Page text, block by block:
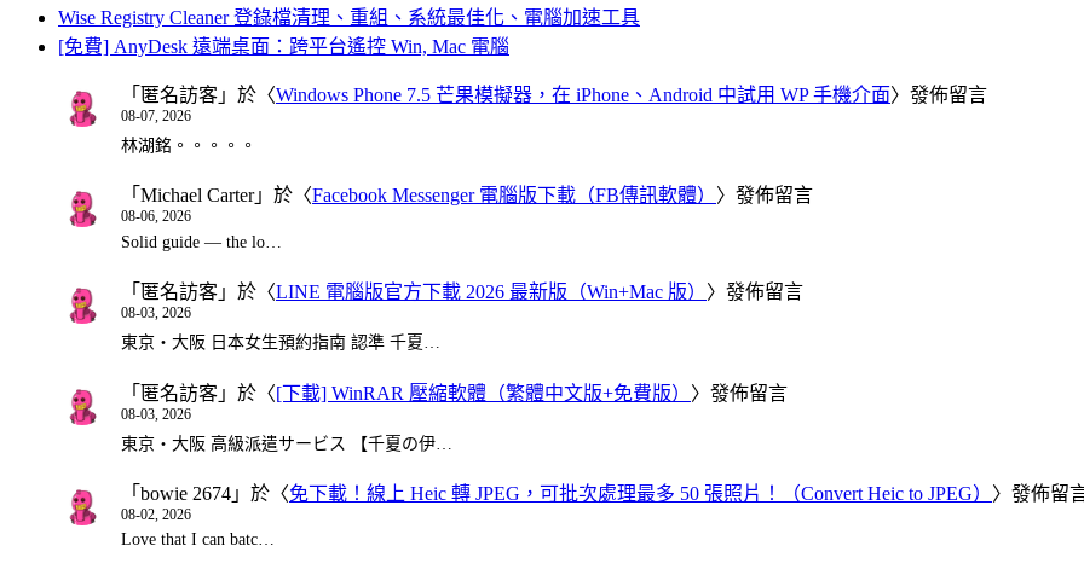
Wise Registry Cleaner 登錄檔清理、重組、系統最佳化、電腦加速工具
[免費] AnyDesk 遠端桌面：跨平台遙控 Win, Mac 電腦
「 匿名訪客 」於〈Windows Phone 7.5 芒果模擬器，在 iPhone、Android 中試用 WP 手機介面〉發佈留言
08-07, 2026
林湖銘。。。。。
「 Michael Carter」於〈Facebook Messenger 電腦版下載（FB傳訊軟體） 〉發佈留言
08-06, 2026
Solid guide — the lo…
「 匿名訪客 」於〈LINE 電腦版官方下載 2026 最新版（Win+Mac 版） 〉發佈留言
08-03, 2026
東京・大阪 日本女生預約指南 認準 千夏…
「 匿名訪客 」於〈[下載] WinRAR 壓縮軟體（繁體中文版+免費版） 〉發佈留言
08-03, 2026
東京・大阪 高級派遣サービス 【千夏の伊…
「 bowie 2674 」於〈免下載！線上 Heic 轉 JPEG，可批次處理最多 50 張照片！（Convert Heic to JPEG） 〉發佈留
08-02, 2026
Love that I can batc…